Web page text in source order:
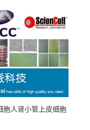
胞人肾小管上皮细胞